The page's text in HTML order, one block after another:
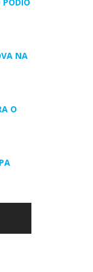
NA
O